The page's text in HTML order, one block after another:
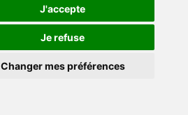
J'accepte
Je refuse
Changer mes préférences